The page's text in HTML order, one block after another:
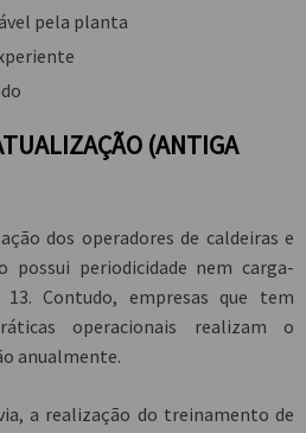
pela planta
dos operadores de caldeiras e
possui periodicidade nem carga-
Contudo, empresas que tem
operacionais realizam o
anualmente.
a realização do treinamento de